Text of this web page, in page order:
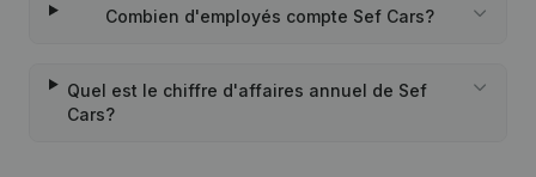
Combien d'employés compte Sef Cars?
Quel est le chiffre d'affaires annuel de Sef
Cars?